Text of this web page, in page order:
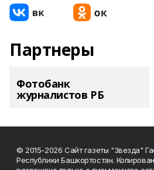
Партнеры
Фотобанк
журналистов РБ
© 2015-2026 Сайт газеты "Звезда"
Республики Башкортостан.